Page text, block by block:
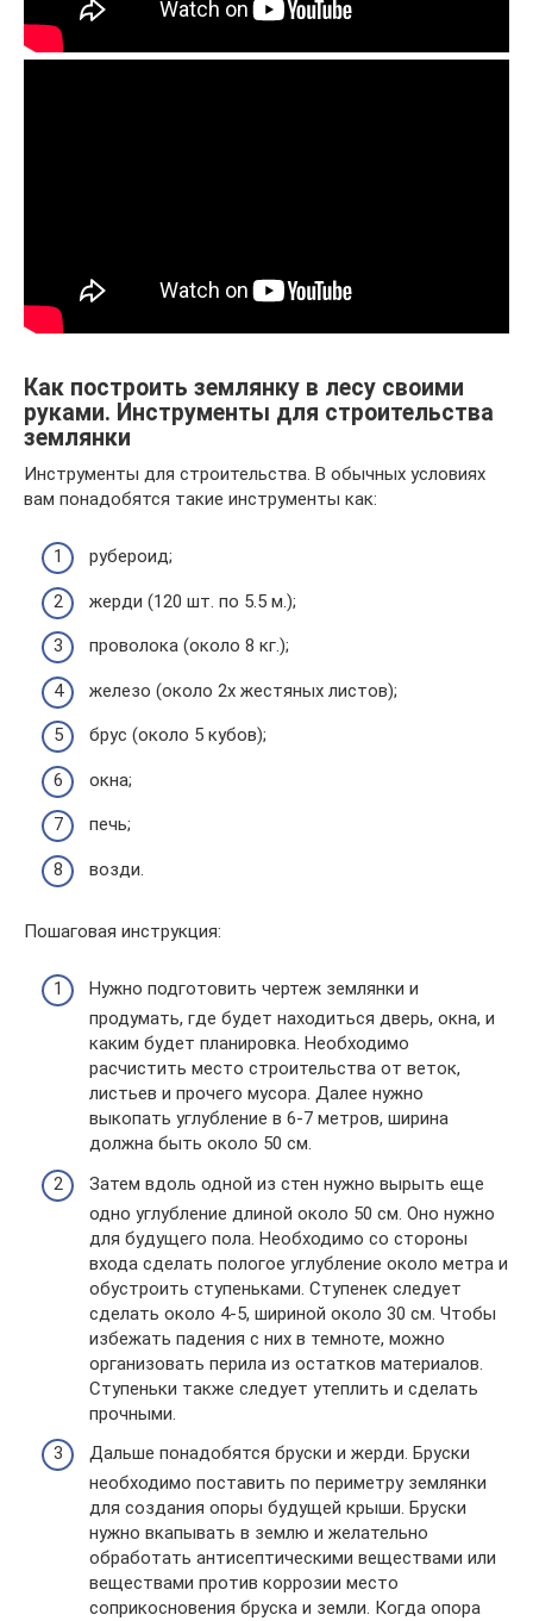
Как построить землянку в лесу своими
руками. Инструменты для строительства
землянки
Инструменты для строительства. В обычных условиях
вам понадобятся такие инструменты как:
рубероид;
жерди (120 шт. по 5.5 м.);
проволока (около 8 кг.);
железо (около 2х жестяных листов);
брус (около 5 кубов);
окна;
печь;
возди.
Пошаговая инструкция:
Нужно подготовить чертеж землянки и
продумать, где будет находиться дверь, окна, и
каким будет планировка. Необходимо
расчистить место строительства от веток,
листьев и прочего мусора. Далее нужно
выкопать углубление в 6-7 метров, ширина
должна быть около 50 см.
Затем вдоль одной из стен нужно вырыть еще
одно углубление длиной около 50 см. Оно нужно
для будущего пола. Необходимо со стороны
входа сделать пологое углубление около метра и
обустроить ступеньками. Ступенек следует
сделать около 4-5, шириной около 30 см. Чтобы
избежать падения с них в темноте, можно
организовать перила из остатков материалов.
Ступеньки также следует утеплить и сделать
прочными.
Дальше понадобятся бруски и жерди. Бруски
необходимо поставить по периметру землянки
для создания опоры будущей крыши. Бруски
нужно вкапывать в землю и желательно
обработать антисептическими веществами или
веществами против коррозии место
соприкосновения бруска и земли. Когда опора